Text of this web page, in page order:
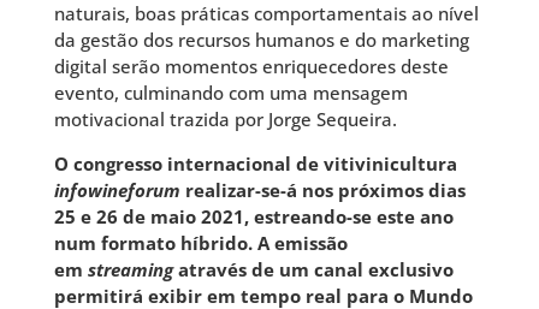
naturais, boas práticas comportamentais ao nível
da gestão dos recursos humanos e do marketing
digital serão momentos enriquecedores deste
evento, culminando com uma mensagem
motivacional trazida por Jorge Sequeira.
O congresso internacional de vitivinicultura
infowineforum realizar-se-á nos próximos dias
25 e 26 de maio 2021, estreando-se este ano
num formato híbrido. A emissão
em streamingatravés de um canal exclusivo
permitirá exibir em tempo real para o Mundo